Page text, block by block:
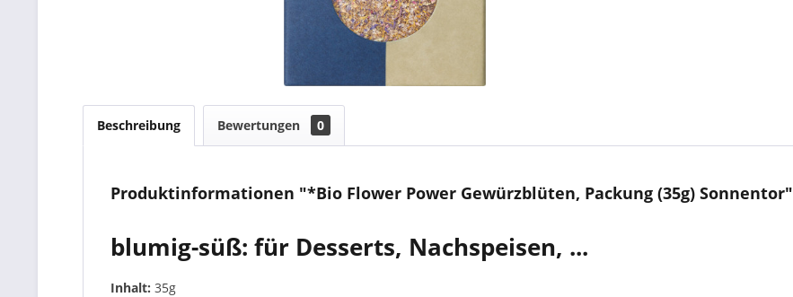
Beschreibung Bewertungen 0
Produktinformationen "*Bio Flower Power Gewürzblüten, Packung (35g) Sonnentor"
blumig-süß: für Desserts, Nachspeisen, ...
Inhalt: 35g